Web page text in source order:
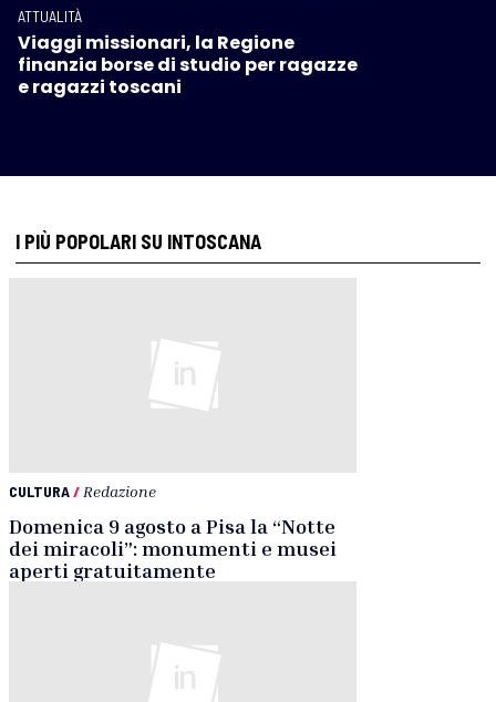
ATTUALITÀ
Viaggi missionari, la Regione
finanzia borse di studio per ragazze
e ragazzi toscani
I PIÙ POPOLARI SU INTOSCANA
CULTURA/ Redazione
Domenica 9 agosto a Pisa la “Notte
dei miracoli”: monumenti e musei
aperti gratuitamente